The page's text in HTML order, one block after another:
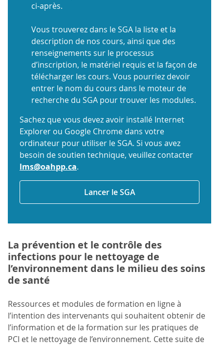
ci-après.
Vous trouverez dans le SGA la liste et la
description de nos cours, ainsi que des
renseignements sur le processus
d’inscription, le matériel requis et la façon de
télécharger les cours. Vous pourriez devoir
entrer le nom du cours dans le moteur de
recherche du SGA pour trouver les modules.
Sachez que vous devez avoir installé Internet
Explorer ou Google Chrome dans votre
ordinateur pour utiliser le SGA. Si vous avez
besoin de soutien technique, veuillez contacter
lms@oahpp.ca.
Lancer le SGA
La prévention et le contrôle des
infections pour le nettoyage de
l’environnement dans le milieu des soins
de santé
Ressources et modules de formation en ligne à
l’intention des intervenants qui souhaitent obtenir de
l’information et de la formation sur les pratiques de
PCI et le nettoyage de l’environnement. Cette suite de